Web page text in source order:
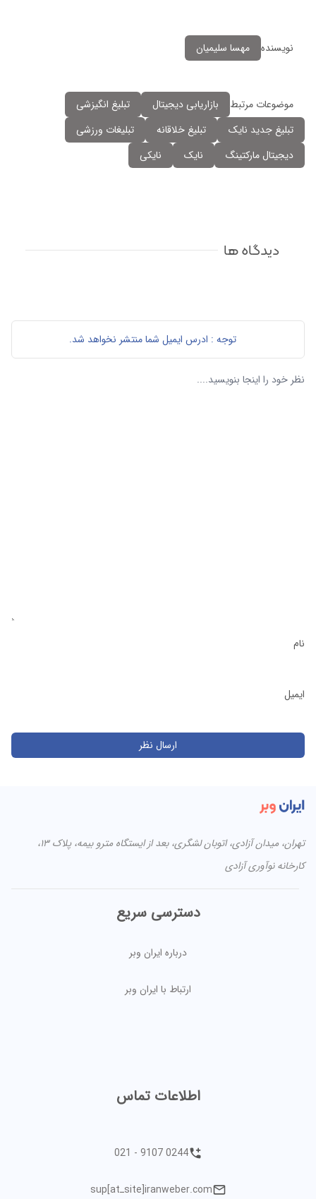
نویسنده مهسا سلیمیان
موضوعات مرتبط بازاریابی دیجیتال
تبلیغ انگیزشی
تبلیغ جدید نایک
تبلیغ خلاقانه
تبلیغات ورزشی
دیجیتال مارکتینگ
نایک نایکی
دیدگاه ها
توجه : ادرس ایمیل شما منتشر نخواهد شد.
نام
ایمیل
تهران، میدان آزادی، اتوبان لشگری، بعد از ایستگاه مترو بیمه، پلاک ۱۳،
کارخانه نوآوری آزادی
دسترسی سریع
درباره ایران وبر
ارتباط با ایران وبر
اطلاعات تماس
021 - 9107 0244
sup[atـsite]iranweber.com